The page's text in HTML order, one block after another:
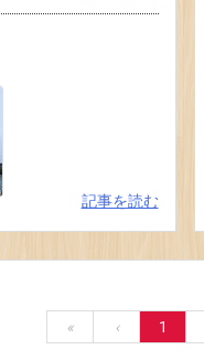
記事を読む
« ‹ 1